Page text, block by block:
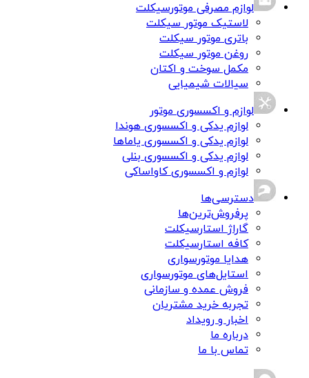
لوازم مصرفی موتورسیکلت
لاستیک موتور سیکلت
باتری موتور سیکلت
روغن موتور سیکلت
مکمل سوخت و اکتان
سیالات شیمیایی
لوازم و اکسسوری موتور
لوازم یدکی و اکسسوری هوندا
لوازم یدکی و اکسسوری یاماها
لوازم یدکی و اکسسوری بنلی
لوازم و اکسسوری کاواساکی
دسترسی‌ها
پرفروش‌ترین‌ها
گاراژ استارسیکلت
کافه استارسیکلت
هدایا موتورسواری
استایل‌های موتورسواری
فروش عمده و سازمانی
تجربه خرید مشتریان
اخبار و رویداد
درباره ما
تماس با ما